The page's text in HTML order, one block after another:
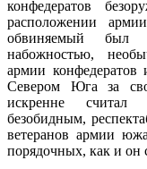
конфедератов
расположении
обвиняемый был
набожностью,
армии конфедератов
Севером Юга за
искренне считал
безобидным,
ветеранов армии
порядочных, как и он